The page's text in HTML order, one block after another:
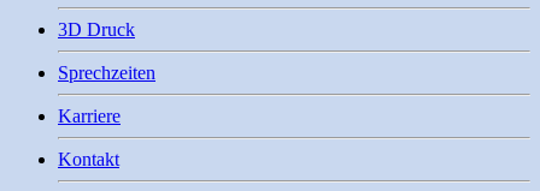
3D Druck
Sprechzeiten
Karriere
Kontakt